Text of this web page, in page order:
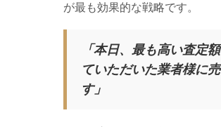
が最も効果的な戦略です。
「本日、最も高い査定
ていただいた業者様に
す」